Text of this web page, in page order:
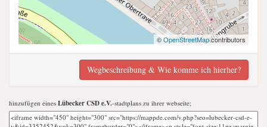
©OpenStreetMapcontributors
Wegbeschreibung & Wie komme ich hierher?
hinzufügen eines Lübecker CSD e.V.-stadtplans zu ihrer webseite;